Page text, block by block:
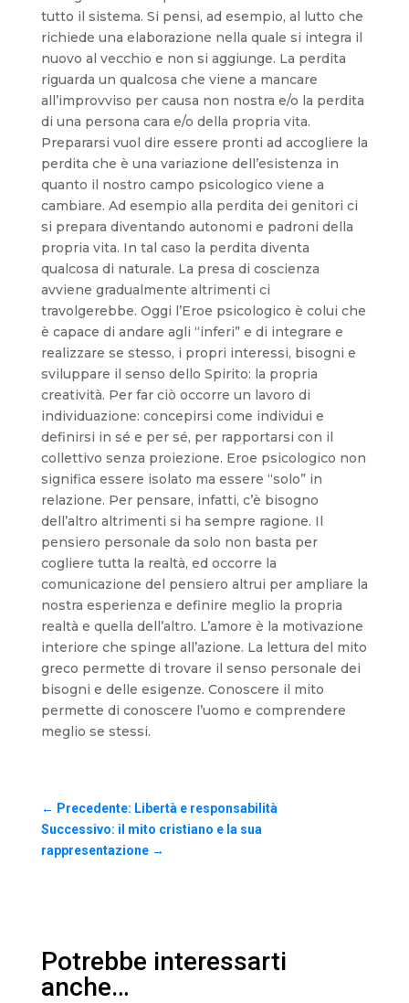
tutto il sistema. Si pensi, ad esempio, al lutto che
richiede una elaborazione nella quale si integra il
nuovo al vecchio e non si aggiunge. La perdita
riguarda un qualcosa che viene a mancare
all’improvviso per causa non nostra e/o la perdita
di una persona cara e/o della propria vita.
Prepararsi vuol dire essere pronti ad accogliere la
perdita che è una variazione dell’esistenza in
quanto il nostro campo psicologico viene a
cambiare. Ad esempio alla perdita dei genitori ci
si prepara diventando autonomi e padroni della
propria vita. In tal caso la perdita diventa
qualcosa di naturale. La presa di coscienza
avviene gradualmente altrimenti ci
travolgerebbe. Oggi l’Eroe psicologico è colui che
è capace di andare agli “inferi” e di integrare e
realizzare se stesso, i propri interessi, bisogni e
sviluppare il senso dello Spirito: la propria
creatività. Per far ciò occorre un lavoro di
individuazione: concepirsi come individui e
definirsi in sé e per sé, per rapportarsi con il
collettivo senza proiezione. Eroe psicologico non
significa essere isolato ma essere “solo” in
relazione. Per pensare, infatti, c’è bisogno
dell’altro altrimenti si ha sempre ragione. Il
pensiero personale da solo non basta per
cogliere tutta la realtà, ed occorre la
comunicazione del pensiero altrui per ampliare la
nostra esperienza e definire meglio la propria
realtà e quella dell’altro. L’amore è la motivazione
interiore che spinge all’azione. La lettura del mito
greco permette di trovare il senso personale dei
bisogni e delle esigenze. Conoscere il mito
permette di conoscere l’uomo e comprendere
meglio se stessi.
← Precedente: Libertà e responsabilità
Successivo: il mito cristiano e la sua
rappresentazione→
Potrebbe interessarti
anche…